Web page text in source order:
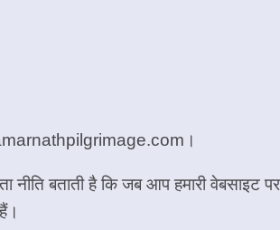
नीति बताती है कि जब आप हमारी